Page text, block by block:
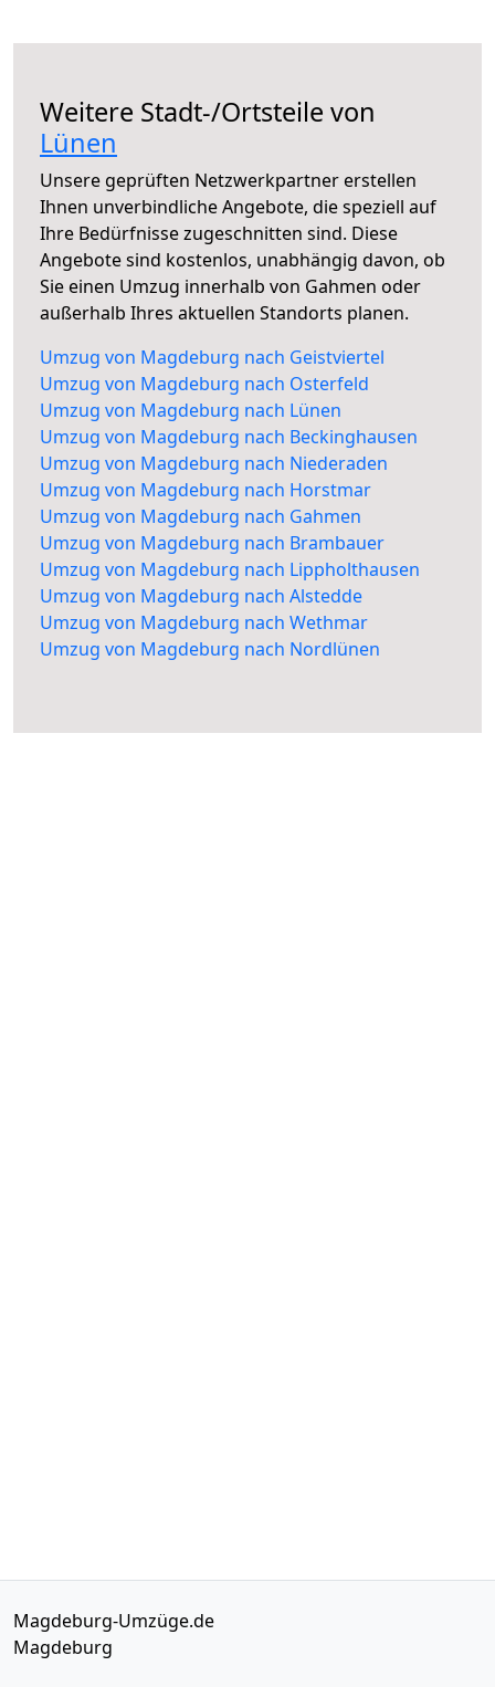
Weitere Stadt-/Ortsteile von
Lünen
Unsere geprüften Netzwerkpartner erstellen
Ihnen unverbindliche Angebote, die speziell auf
Ihre Bedürfnisse zugeschnitten sind. Diese
Angebote sind kostenlos, unabhängig davon, ob
Sie einen Umzug innerhalb von Gahmen oder
außerhalb Ihres aktuellen Standorts planen.
Umzug von Magdeburg nach Geistviertel
Umzug von Magdeburg nach Osterfeld
Umzug von Magdeburg nach Lünen
Umzug von Magdeburg nach Beckinghausen
Umzug von Magdeburg nach Niederaden
Umzug von Magdeburg nach Horstmar
Umzug von Magdeburg nach Gahmen
Umzug von Magdeburg nach Brambauer
Umzug von Magdeburg nach Lippholthausen
Umzug von Magdeburg nach Alstedde
Umzug von Magdeburg nach Wethmar
Umzug von Magdeburg nach Nordlünen
Magdeburg-Umzüge.de
Magdeburg